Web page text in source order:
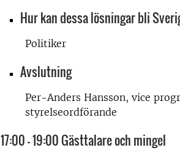
Hur kan dessa lösningar bli
Politiker
Avslutning
Per-Anders Hansson, vice
styrelseordförande
17:00 – 19:00 Gästtalare och mingel